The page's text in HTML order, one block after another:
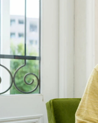
YouTube
会社情報